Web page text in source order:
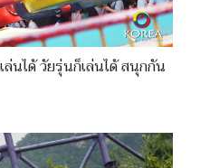
ล่นได้ วัยรุ่นก็เล่นได้ สนุกกัน